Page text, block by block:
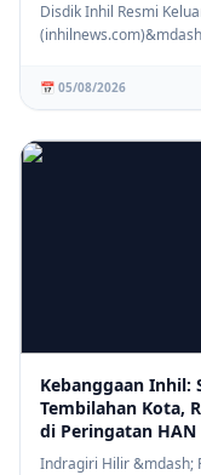
Disdik Inhil Resmi
📅 05/08/2026
Kebanggaan Inhil:
Tembilahan Kota,
di Peringatan HAN
Indragiri Hilir &mdash;